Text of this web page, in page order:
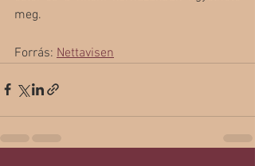
meg.
Forrás: Nettavisen